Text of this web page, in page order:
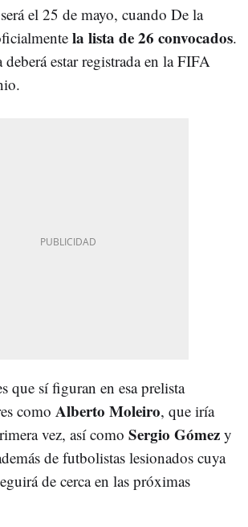
el 25 de mayo, cuando De la
la lista de 26 convocados.
estar registrada en la FIFA
que sí figuran en esa prelista
como Alberto Moleiro, que iría
vez, así como Sergio Gómez y
de futbolistas lesionados cuya
de cerca en las próximas